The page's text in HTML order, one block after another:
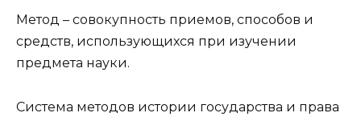
Метод – совокупность приемов, способов и
средств, использующихся при изучении
предмета науки.
Система методов истории государства и права